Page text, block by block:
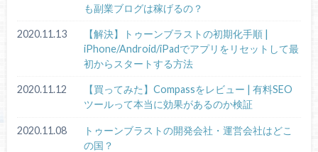
も副業ブログは稼げるの？
2020.11.13
【解決】トゥーンブラストの初期化手順 |
iPhone/Android/iPadでアプリをリセットして最
初からスタートする方法
2020.11.12
【買ってみた】Compassをレビュー | 有料SEO
ツールって本当に効果があるのか検証
2020.11.08
トゥーンブラストの開発会社・運営会社はどこ
の国？